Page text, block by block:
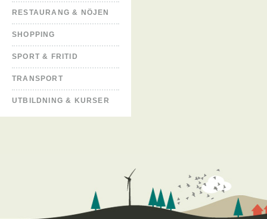
RESTAURANG & NÖJEN
SHOPPING
SPORT & FRITID
TRANSPORT
UTBILDNING & KURSER